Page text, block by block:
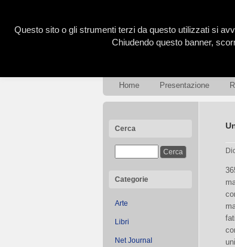
Home Presentazione
Cerca
Categorie
Arte
Libri
Net Journal
Questo sito o gli strumenti terzi da questo utilizzati si
Chiudendo questo banner,